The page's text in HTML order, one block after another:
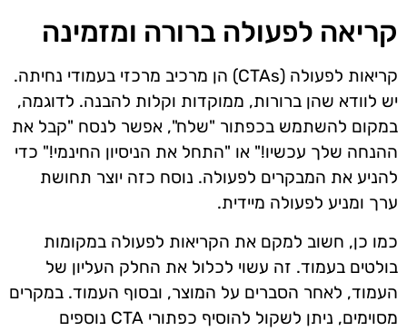
קריאה לפעולה ברורה ומזמינה
קריאות לפעולה (CTAs) הן מרכיב מרכזי בעמודי נחיתה.
יש לוודא שהן ברורות, ממוקדות וקלות להבנה. לדוגמה,
במקום להשתמש בכפתור "שלח", אפשר לנסח "קבל את
ההנחה שלך עכשיו!" או "התחל את הניסיון החינמי!" כדי
להניע את המבקרים לפעולה. נוסח כזה יוצר תחושת
ערך ומניע לפעולה מיידית.
כמו כן, חשוב למקם את הקריאות לפעולה במקומות
בולטים בעמוד. זה עשוי לכלול את החלק העליון של
העמוד, לאחר הסברים על המוצר, ובסוף העמוד. במקרים
מסוימים, ניתן לשקול להוסיף כפתורי CTA נוספים